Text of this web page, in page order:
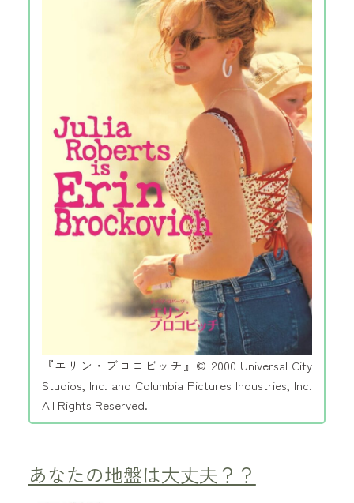
『エリン・ブロコビッチ』© 2000 Universal City
Studios, Inc. and Columbia Pictures Industries, Inc.
All Rights Reserved.
あなたの地盤は大丈夫？？